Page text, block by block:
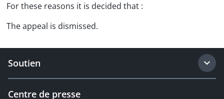
For these reasons it is decided that :
The appeal is dismissed.
Soutien
Centre de presse